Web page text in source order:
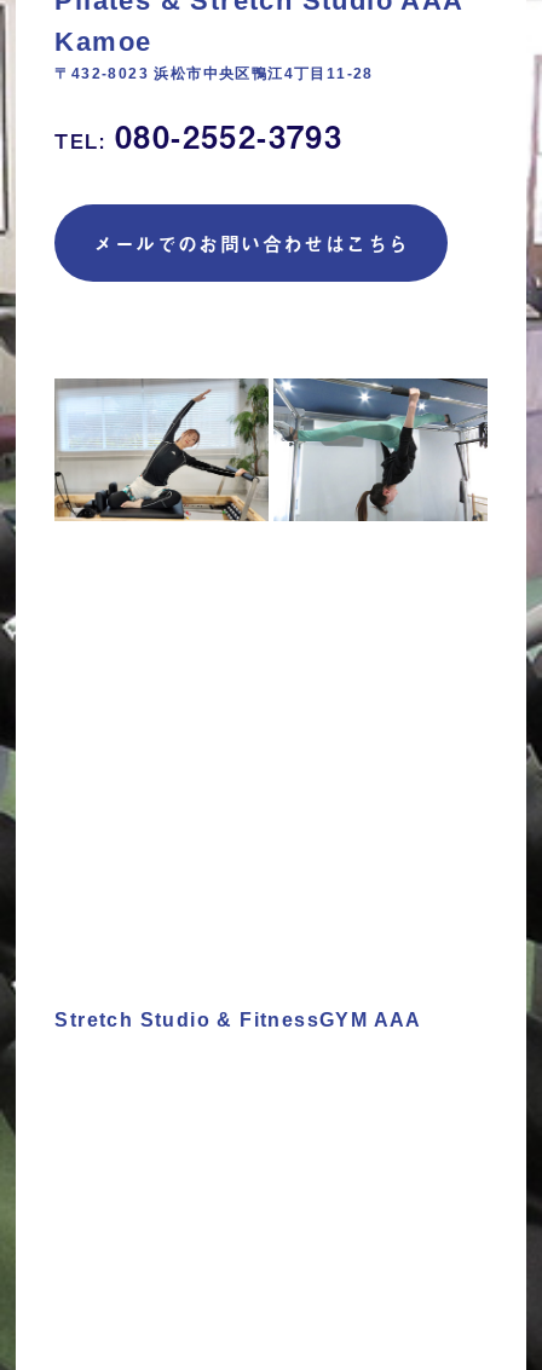
Kamoe
〒432-8023 浜松市中央区鴨江4丁目11‐28
TEL: 080-2552-3793
メールでのお問い合わせはこちら
Stretch Studio & FitnessGYM AAA